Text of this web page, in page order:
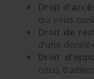
Droit
qui vous
Droit de
d’une
Droit
nous